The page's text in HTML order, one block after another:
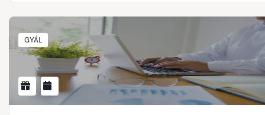
GYÁL